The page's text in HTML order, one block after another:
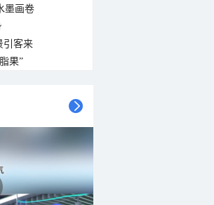
墨画卷
引客来
果”